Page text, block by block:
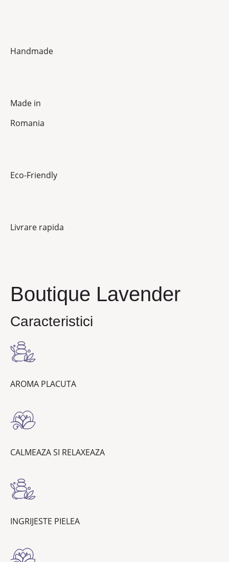
Handmade
Made in
Romania
Eco-Friendly
Livrare rapida
Boutique Lavender
Caracteristici
AROMA PLACUTA
CALMEAZA SI RELAXEAZA
INGRIJESTE PIELEA